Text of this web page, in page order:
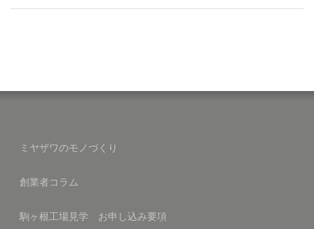
ミヤザワのモノづくり
創業者コラム
駒ヶ根工場見学 お申し込み要項